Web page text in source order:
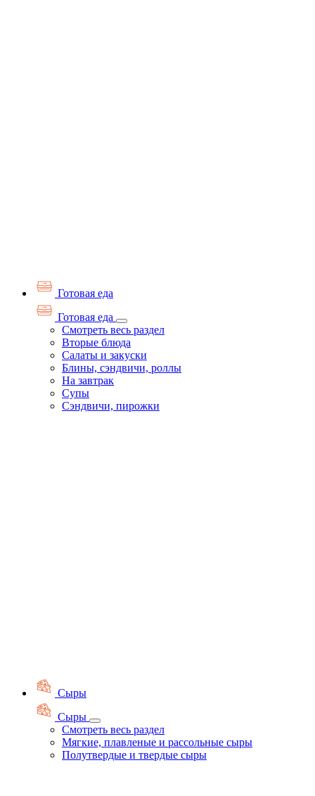
Готовая еда
Готовая еда
Смотреть весь раздел
Вторые блюда
Салаты и закуски
Блины, сэндвичи, роллы
На завтрак
Супы
Сэндвичи, пирожки
Сыры
Сыры
Смотреть весь раздел
Мягкие, плавленые и рассольные сыры
Полутвердые и твердые сыры